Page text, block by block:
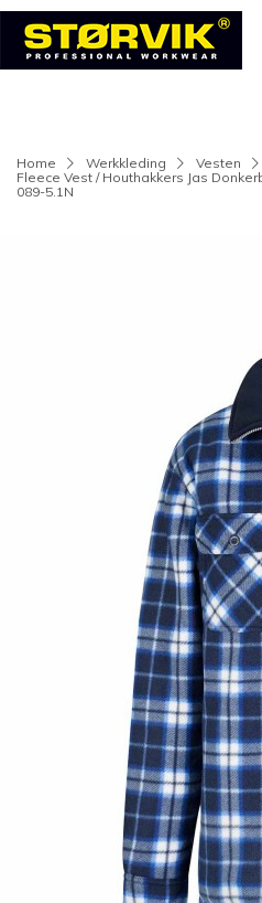
Home Werkkleding Vesten
Fleece Vest / Houthakkers Jas
089-5.1N